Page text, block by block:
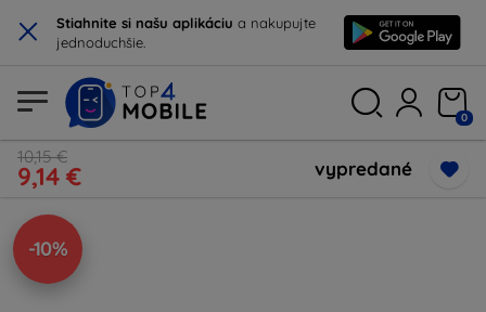
× Stiahnite si našu aplikáciu a nakupujte
jednoduchšie.
0
10,15 €
9,14 € vypredané
-10%